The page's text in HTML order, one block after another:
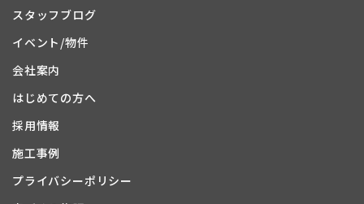
スタッフブログ
イベント/物件
会社案内
はじめての方へ
採用情報
施工事例
プライバシーポリシー